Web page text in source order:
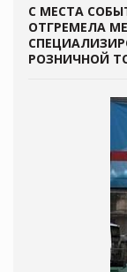
С МЕСТА
ОТГРЕМЕЛА
РОЗНИЧНОЙ